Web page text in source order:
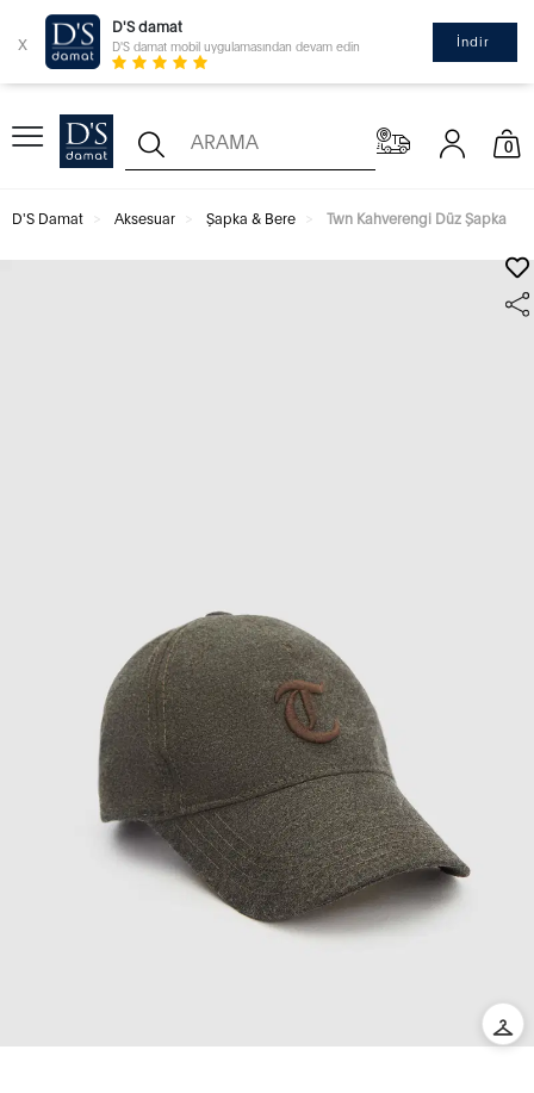
x
D'S damat
D'S damat mobil uygulamasından devam edin İndir
0
D'S Damat Aksesuar Şapka & Bere Twn Kahverengi Düz Şapka